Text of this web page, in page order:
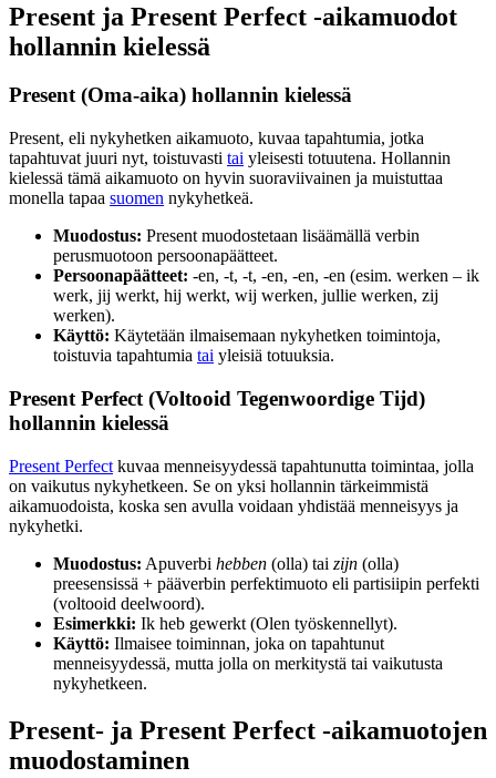
Present ja Present Perfect -aikamuodot
hollannin kielessä
Present (Oma-aika) hollannin kielessä
Present, eli nykyhetken aikamuoto, kuvaa tapahtumia, jotka
tapahtuvat juuri nyt, toistuvasti tai yleisesti totuutena. Hollannin
kielessä tämä aikamuoto on hyvin suoraviivainen ja muistuttaa
monella tapaa suomen nykyhetkeä.
Muodostus: Present muodostetaan lisäämällä verbin
perusmuotoon persoonapäätteet.
Persoonapäätteet: -en, -t, -t, -en, -en, -en (esim. werken – ik
werk, jij werkt, hij werkt, wij werken, jullie werken, zij
werken).
Käyttö: Käytetään ilmaisemaan nykyhetken toimintoja,
toistuvia tapahtumia tai yleisiä totuuksia.
Present Perfect (Voltooid Tegenwoordige Tijd)
hollannin kielessä
Present Perfect kuvaa menneisyydessä tapahtunutta toimintaa, jolla
on vaikutus nykyhetkeen. Se on yksi hollannin tärkeimmistä
aikamuodoista, koska sen avulla voidaan yhdistää menneisyys ja
nykyhetki.
Muodostus: Apuverbi hebben (olla) tai zijn (olla)
preesensissä + pääverbin perfektimuoto eli partisiipin perfekti
(voltooid deelwoord).
Esimerkki: Ik heb gewerkt (Olen työskennellyt).
Käyttö: Ilmaisee toiminnan, joka on tapahtunut
menneisyydessä, mutta jolla on merkitystä tai vaikutusta
nykyhetkeen.
Present- ja Present Perfect -aikamuotojen
muodostaminen